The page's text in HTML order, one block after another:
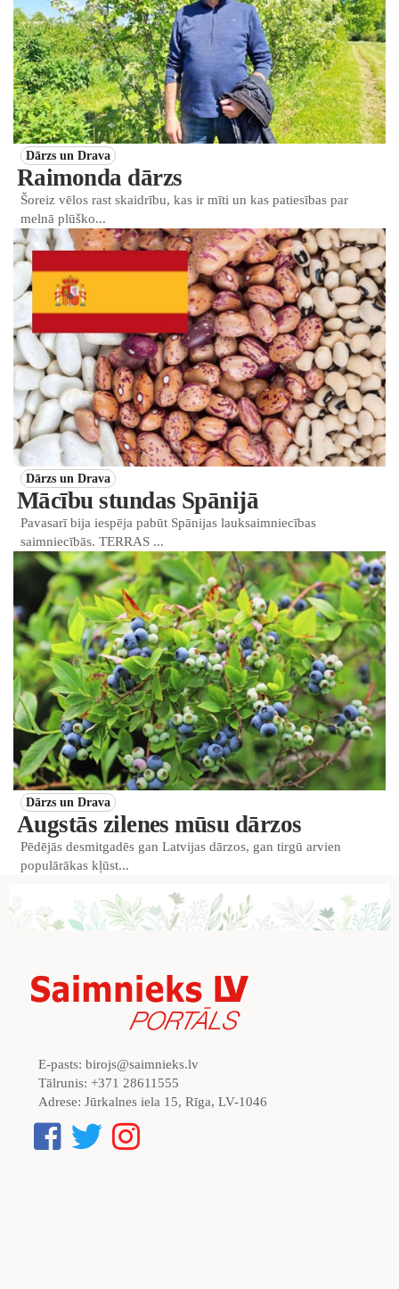
Dārzs un Drava
Raimonda dārzs
Šoreiz vēlos rast skaidrību, kas ir mīti un kas patiesības par
melnā plūško...
Dārzs un Drava
Mācību stundas Spānijā
Pavasarī bija iespēja pabūt Spānijas lauksaimniecības
saimniecībās. TERRAS ...
Dārzs un Drava
Augstās zilenes mūsu dārzos
Pēdējās desmitgadēs gan Latvijas dārzos, gan tirgū arvien
populārākas kļūst...
E-pasts: birojs@saimnieks.lv
Tālrunis: +371 28611555
Adrese: Jūrkalnes iela 15, Rīga, LV-1046